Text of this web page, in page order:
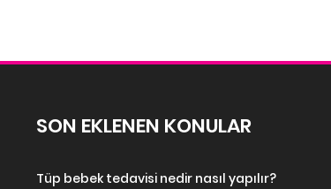
SON EKLENEN KONULAR
Tüp bebek tedavisi nedir nasıl yapılır?